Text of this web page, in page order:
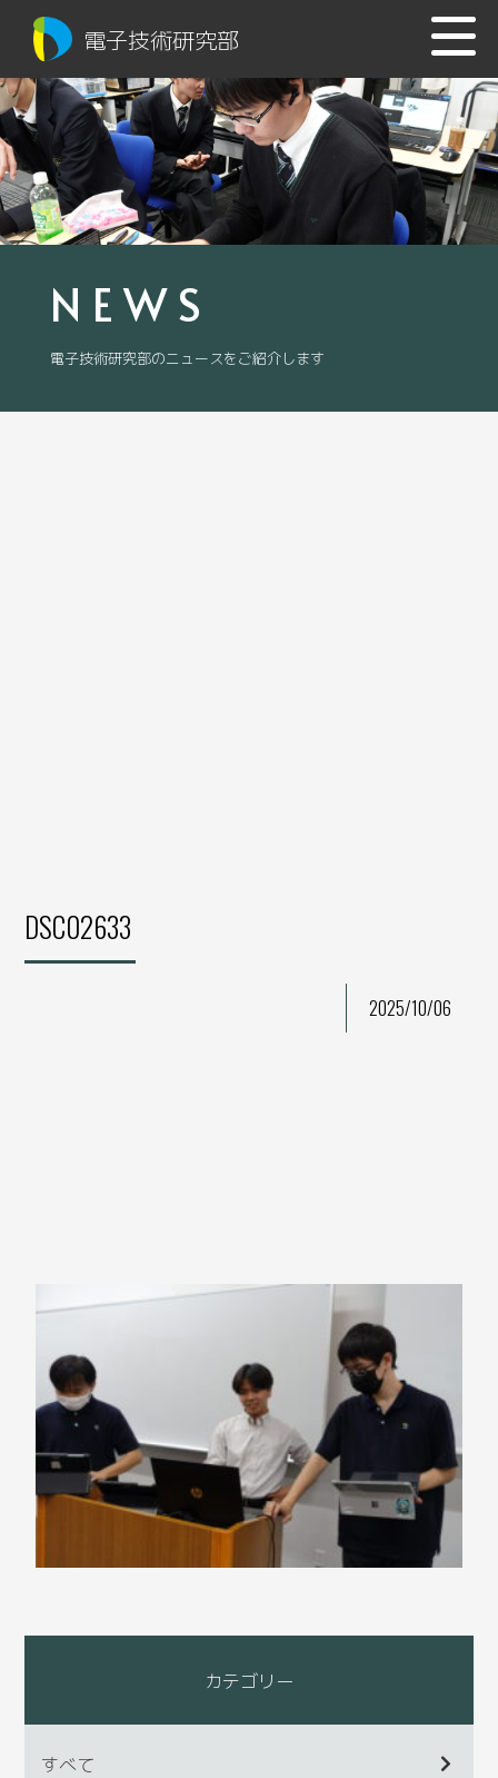
電子技術研究部
NEWS
電子技術研究部のニュースをご紹介します
DSC02633
2025/10/06
カテゴリー
すべて